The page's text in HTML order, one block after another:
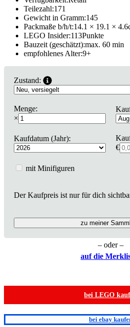
Teilezahl:171
Gewicht in Gramm:145
Packmaße b/h/t:14.1 × 19.1 × 4.6
LEGO Insider:113Punkte
Bauzeit (geschätzt):max. 60 min
empfohlenes Alter:9+
Zustand:
Menge:
×
Kaufdatum (Jahr):
€
Der Kaufpreis ist nur für dich
zu meiner
mit Minifiguren
– oder –
auf die
bei LEGO
bei ebay